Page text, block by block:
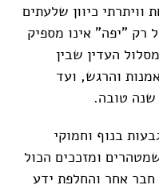
כיוון שלעתים
רק "יפה" אינו מספיק
העדין שבין
והרגש, ועד
טובה.
בנוף וחמוקי
ומזככים הכול
חבר אחר והחלפת ידע